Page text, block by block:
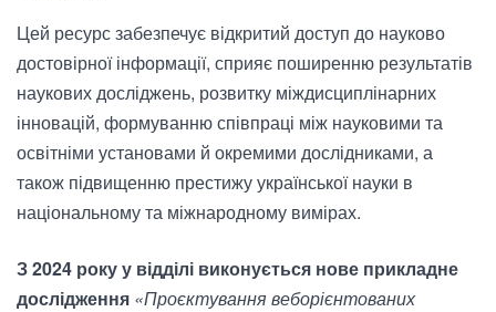
Цей ресурс забезпечує відкритий доступ до науково
достовірної інформації, сприяє поширенню результатів
наукових досліджень, розвитку міждисциплінарних
інновацій, формуванню співпраці між науковими та
освітніми установами й окремими дослідниками, а
також підвищенню престижу української науки в
національному та міжнародному вимірах.
З 2024 року у відділі виконується нове прикладне
дослідження «Проєктування веборієнтованих